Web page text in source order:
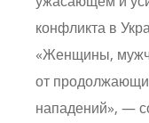
конфликта в
«Женщины,
от
нападений», —